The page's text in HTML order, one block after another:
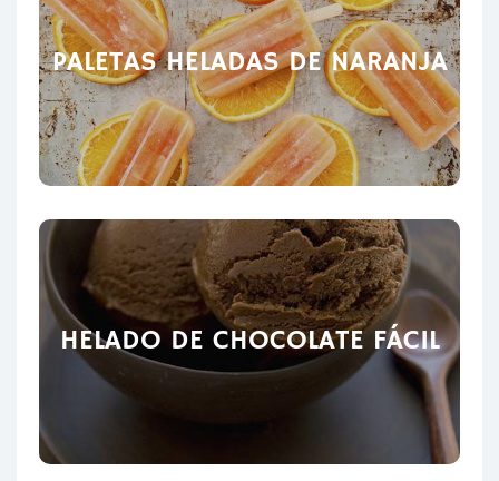
PALETAS HELADAS DE NARANJA
HELADO DE CHOCOLATE FÁCIL